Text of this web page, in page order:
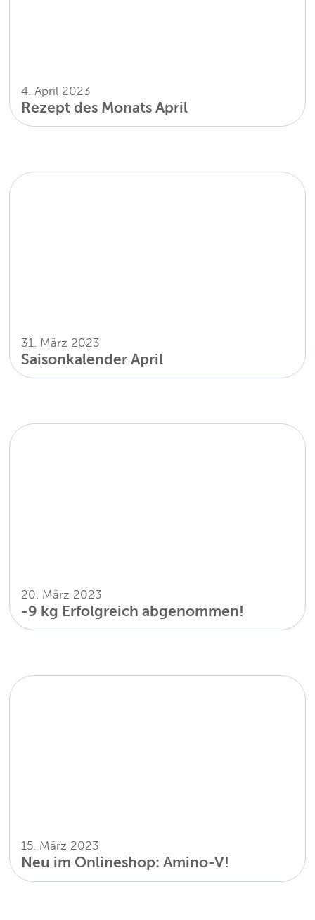
4. April 2023
Rezept des Monats April
31. März 2023
Saisonkalender April
20. März 2023
-9 kg Erfolgreich abgenommen!
15. März 2023
Neu im Onlineshop: Amino-V!